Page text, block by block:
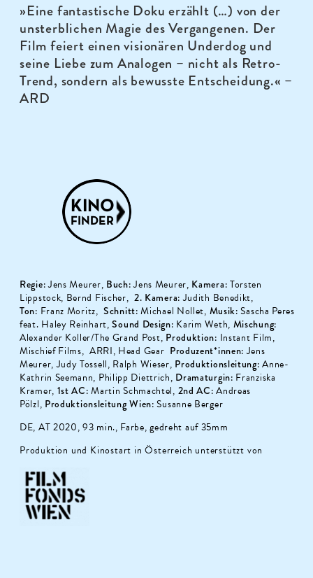
»Eine fantastische Doku erzählt (…) von der
unsterblichen Magie des Vergangenen. Der
Film feiert einen visionären Underdog und
seine Liebe zum Analogen – nicht als Retro-
Trend, sondern als bewusste Entscheidung.« –
ARD
Regie:Jens Meurer, Buch:Jens Meurer, Kamera: Torsten
Lippstock, Bernd Fischer, 2. Kamera: Judith Benedikt,
Ton: Franz Moritz, Schnitt:Michael Nollet, Musik:Sascha Peres
feat. Haley Reinhart,Sound Design: Karim Weth, Mischung:
Alexander Koller/The Grand Post, Produktion: Instant Film,
Mischief Films, ARRI, Head Gear Produzent*innen:Jens
Meurer, Judy Tossell, Ralph Wieser, Produktionsleitung:Anne-
Kathrin Seemann, Philipp Diettrich, Dramaturgin: Franziska
Kramer, 1st AC:Martin Schmachtel, 2nd AC:Andreas
Pölzl, Produktionsleitung Wien:Susanne Berger
DE, AT 2020, 93 min., Farbe, gedreht auf 35mm
Produktion und Kinostart in Österreich unterstützt von